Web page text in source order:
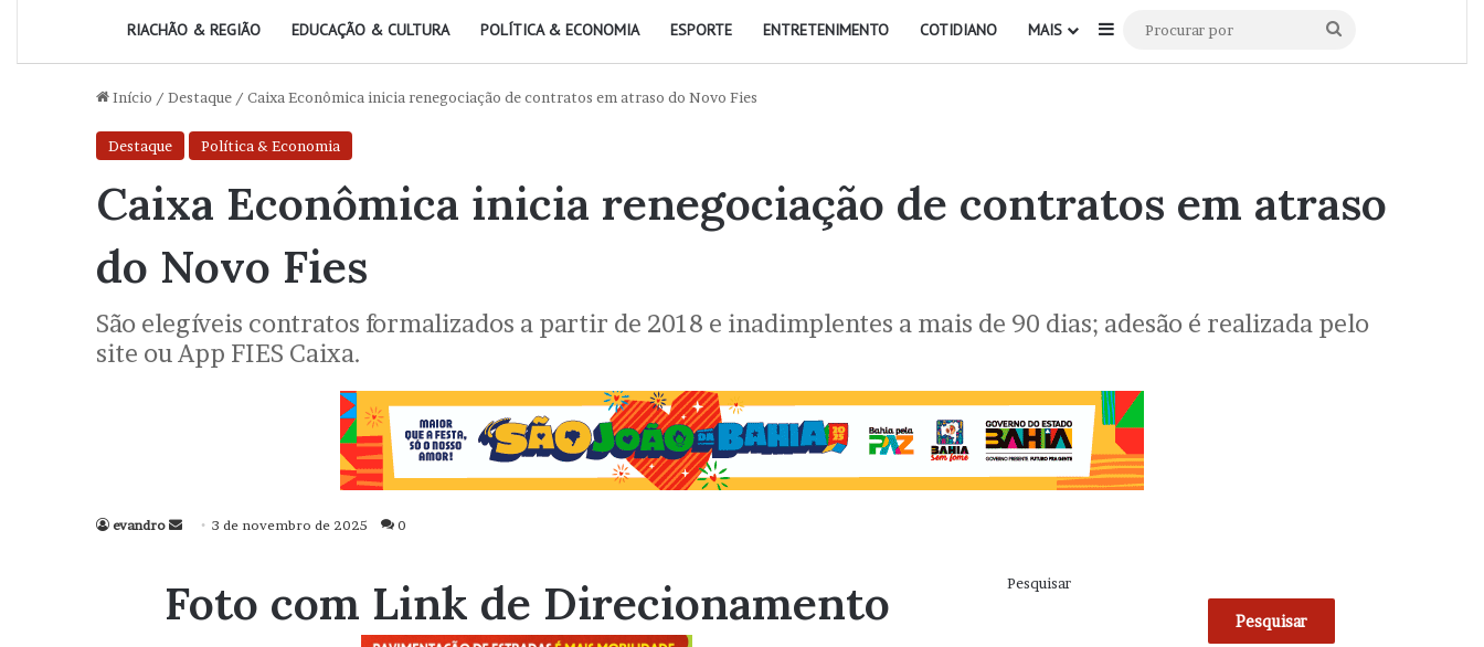
RIACHÃO & REGIÃO EDUCAÇÃO & CULTURA POLÍTICA & ECONOMIA ESPORTE ENTRETENIMENTO COTIDIANO MAIS Barra Lateral
por
Início / Destaque / Caixa Econômica inicia renegociação de contratos em atraso do Novo Fies
Destaque Política & Economia
Caixa Econômica inicia renegociação de contratos em atraso
do Novo Fies
São elegíveis contratos formalizados a partir de 2018 e inadimplentes a mais de 90 dias; adesão é realizada pelo
site ou App FIES Caixa.
evandro
Mande
mail
3 de novembro de 2025 0
Foto com Link de Direcionamento Pesquisar
Pesquisar